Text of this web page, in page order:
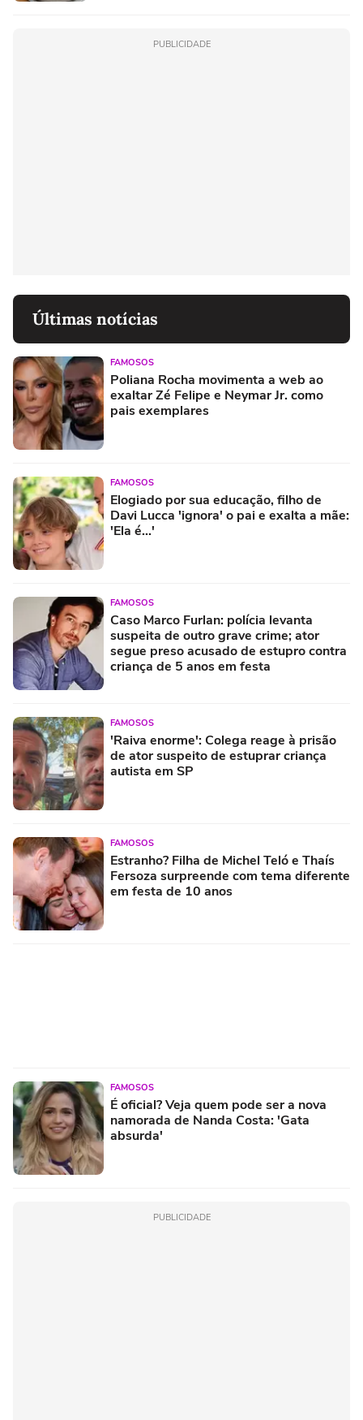
PUBLICIDADE
Últimas notícias
FAMOSOS
Poliana Rocha movimenta a web ao
exaltar Zé Felipe e Neymar Jr. como
pais exemplares
FAMOSOS
Elogiado por sua educação, filho de
Davi Lucca 'ignora' o pai e exalta a mãe:
'Ela é...'
FAMOSOS
Caso Marco Furlan: polícia levanta
suspeita de outro grave crime; ator
segue preso acusado de estupro contra
criança de 5 anos em festa
FAMOSOS
'Raiva enorme': Colega reage à prisão
de ator suspeito de estuprar criança
autista em SP
FAMOSOS
Estranho? Filha de Michel Teló e Thaís
Fersoza surpreende com tema diferente
em festa de 10 anos
FAMOSOS
É oficial? Veja quem pode ser a nova
namorada de Nanda Costa: 'Gata
absurda'
PUBLICIDADE